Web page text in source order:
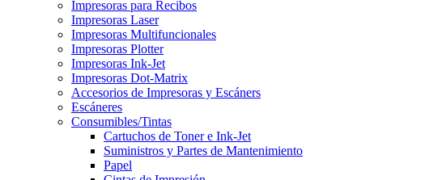
Impresoras para Recibos
Impresoras Laser
Impresoras Multifuncionales
Impresoras Plotter
Impresoras Ink-Jet
Impresoras Dot-Matrix
Accesorios de Impresoras y Escáners
Escáneres
Consumibles/Tintas
Cartuchos de Toner e Ink-Jet
Suministros y Partes de Mantenimiento
Papel